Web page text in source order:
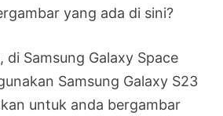
yang ada di sini?
di Samsung Galaxy Space
Samsung Galaxy S23
untuk anda bergambar